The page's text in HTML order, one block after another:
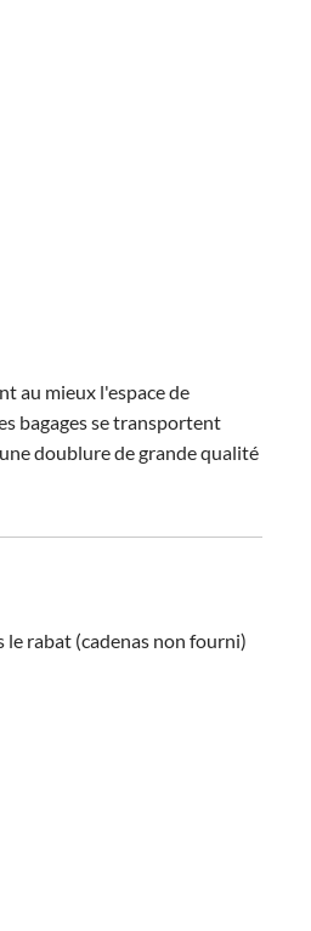
au mieux l'espace de
bagages se transportent
doublure de grande qualité
rabat (cadenas non fourni)